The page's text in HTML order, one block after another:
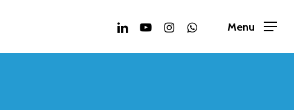
linkedinyoutubeinstagramwhatsapp Menu